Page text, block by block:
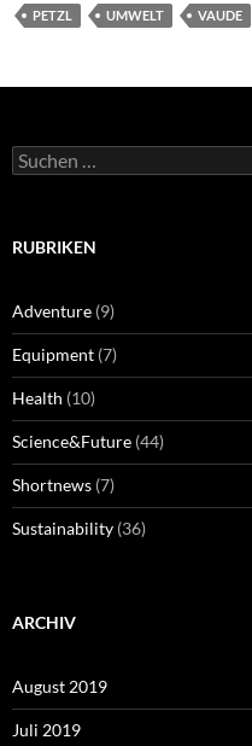
PETZL
UMWELT VAUDE
Suchen
nach:
RUBRIKEN
Adventure (9)
Equipment (7)
Health (10)
Science&Future (44)
Shortnews (7)
Sustainability (36)
ARCHIV
August 2019
Juli 2019